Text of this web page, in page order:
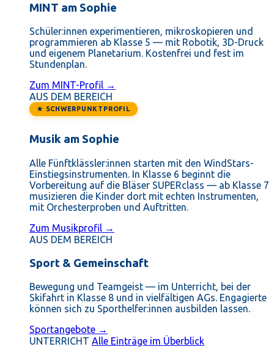
MINT am Sophie
Schüler:innen experimentieren, mikroskopieren und
programmieren ab Klasse 5 — mit Robotik, 3D-Druck
und eigenem Planetarium. Kostenfrei und fest im
Stundenplan.
Zum MINT-Profil →
AUS DEM BEREICH
★ SCHWERPUNKTPROFIL
Musik am Sophie
Alle Fünftklässler:innen starten mit den WindStars-
Einstiegsinstrumenten. In Klasse 6 beginnt die
Vorbereitung auf die Bläser SUPERclass — ab Klasse 7
musizieren die Kinder dort mit echten Instrumenten,
mit Orchesterproben und Auftritten.
Zum Musikprofil →
AUS DEM BEREICH
Sport & Gemeinschaft
Bewegung und Teamgeist — im Unterricht, bei der
Skifahrt in Klasse 8 und in vielfältigen AGs. Engagierte
können sich zu Sporthelfer:innen ausbilden lassen.
Sportangebote →
UNTERRICHT Alle Einträge im Überblick